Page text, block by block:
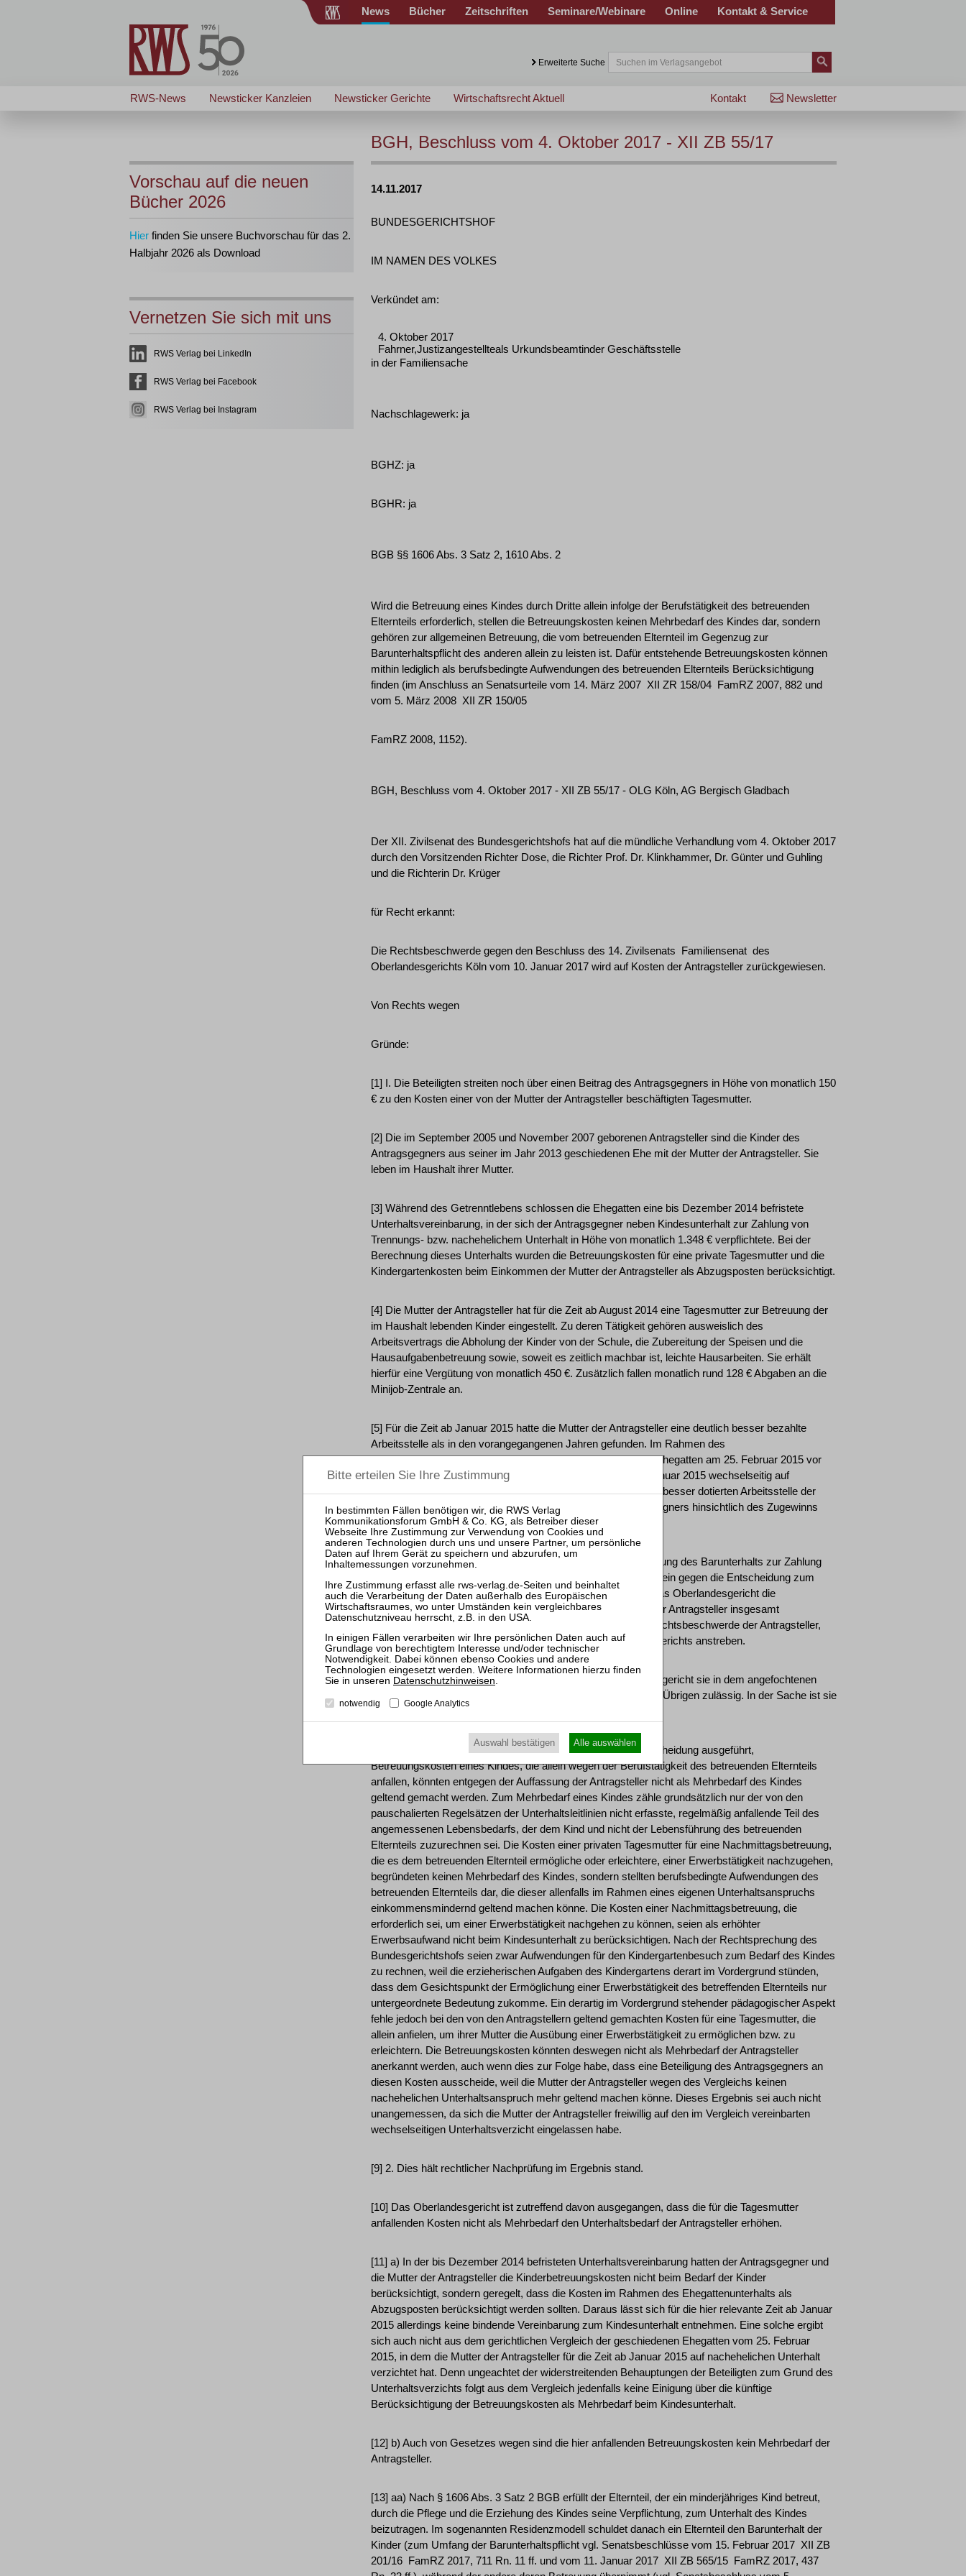
News Bücher Zeitschriften Seminare/Webinare Online Kontakt & Service
Erweiterte Suche
RWS-News Newsticker Kanzleien Newsticker Gerichte Wirtschaftsrecht Aktuell Newsletter
Kontakt
Vorschau auf die neuen
Bücher 2026
Hier finden Sie unsere Buchvorschau für das 2.
Halbjahr 2026 als Download
Vernetzen Sie sich mit uns
RWS Verlag bei LinkedIn
RWS Verlag bei Facebook
RWS Verlag bei Instagram
BGH, Beschluss vom 4. Oktober 2017 - XII ZB 55/17
14.11.2017
BUNDESGERICHTSHOF
IM NAMEN DES VOLKES
Verkündet am:
4. Oktober 2017
Fahrner,Justizangestellteals Urkundsbeamtinder Geschäftsstelle
in der Familiensache
Nachschlagewerk: ja
BGHZ: ja
BGHR: ja
BGB §§ 1606 Abs. 3 Satz 2, 1610 Abs. 2
Wird die Betreuung eines Kindes durch Dritte allein infolge der Berufstätigkeit des betreuenden
Elternteils erforderlich, stellen die Betreuungskosten keinen Mehrbedarf des Kindes dar, sondern
gehören zur allgemeinen Betreuung, die vom betreuenden Elternteil im Gegenzug zur
Barunterhaltspflicht des anderen allein zu leisten ist. Dafür entstehende Betreuungskosten können
mithin lediglich als berufsbedingte Aufwendungen des betreuenden Elternteils Berücksichtigung
finden (im Anschluss an Senatsurteile vom 14. März 2007 ­ XII ZR 158/04 ­ FamRZ 2007, 882 und
vom 5. März 2008 ­ XII ZR 150/05 ­
FamRZ 2008, 1152).
BGH, Beschluss vom 4. Oktober 2017 - XII ZB 55/17 - OLG Köln, AG Bergisch Gladbach
Der XII. Zivilsenat des Bundesgerichtshofs hat auf die mündliche Verhandlung vom 4. Oktober 2017
durch den Vorsitzenden Richter Dose, die Richter Prof. Dr. Klinkhammer, Dr. Günter und Guhling
und die Richterin Dr. Krüger
für Recht erkannt:
Die Rechtsbeschwerde gegen den Beschluss des 14. Zivilsenats ­ Familiensenat ­ des
Oberlandesgerichts Köln vom 10. Januar 2017 wird auf Kosten der Antragsteller zurückgewiesen.
Von Rechts wegen
Gründe:
[1] I. Die Beteiligten streiten noch über einen Beitrag des Antragsgegners in Höhe von monatlich 150
€ zu den Kosten einer von der Mutter der Antragsteller beschäftigten Tagesmutter.
[2] Die im September 2005 und November 2007 geborenen Antragsteller sind die Kinder des
Antragsgegners aus seiner im Jahr 2013 geschiedenen Ehe mit der Mutter der Antragsteller. Sie
leben im Haushalt ihrer Mutter.
[3] Während des Getrenntlebens schlossen die Ehegatten eine bis Dezember 2014 befristete
Unterhaltsvereinbarung, in der sich der Antragsgegner neben Kindesunterhalt zur Zahlung von
Trennungs- bzw. nachehelichem Unterhalt in Höhe von monatlich 1.348 € verpflichtete. Bei der
Berechnung dieses Unterhalts wurden die Betreuungskosten für eine private Tagesmutter und die
Kindergartenkosten beim Einkommen der Mutter der Antragsteller als Abzugsposten berücksichtigt.
[4] Die Mutter der Antragsteller hat für die Zeit ab August 2014 eine Tagesmutter zur Betreuung der
im Haushalt lebenden Kinder eingestellt. Zu deren Tätigkeit gehören ausweislich des
Arbeitsvertrags die Abholung der Kinder von der Schule, die Zubereitung der Speisen und die
Hausaufgabenbetreuung sowie, soweit es zeitlich machbar ist, leichte Hausarbeiten. Sie erhält
hierfür eine Vergütung von monatlich 450 €. Zusätzlich fallen monatlich rund 128 € Abgaben an die
Minijob-Zentrale an.
[5] Für die Zeit ab Januar 2015 hatte die Mutter der Antragsteller eine deutlich besser bezahlte
Arbeitsstelle als in den vorangegangenen Jahren gefunden. Im Rahmen des
Zugewinnausgleichsverfahrens schlossen die geschiedenen Ehegatten am 25. Februar 2015 vor
dem Amtsgericht einen Vergleich, in dem sie für die Zeit ab Januar 2015 wechselseitig auf
nachehelichen Unterhalt verzichteten. Ob dieser Vergleich der besser dotierten Arbeitsstelle der
Mutter der Antragsteller oder einem Nachgeben des Antragsgegners hinsichtlich des Zugewinns
geschuldet war, ist zwischen den Beteiligten umstritten.
[6] Das Amtsgericht hat den Antragsgegner neben einer Erhöhung des Barunterhalts zur Zahlung
von monatlich 75 € Mehrbedarf pro Kind verpflichtet. Auf die allein gegen die Entscheidung zum
Mehrbedarf gerichtete Beschwerde des Antragsgegners hat das Oberlandesgericht die
Entscheidung dahingehend abgeändert, dass diese Anträge der Antragsteller insgesamt
abgewiesen werden. Dagegen richtet sich die zugelassene Rechtsbeschwerde der Antragsteller,
mit der sie die Wiederherstellung der Entscheidung des Amtsgerichts anstreben.
[7] II. Die Rechtsbeschwerde ist statthaft, weil das Oberlandesgericht sie in dem angefochtenen
Beschluss zugelassen hat (§ 70 Abs. 1 FamFG), und auch im Übrigen zulässig. In der Sache ist sie
indessen unbegründet.
[8] 1. Das Oberlandesgericht hat zur Begründung seiner Entscheidung ausgeführt,
Betreuungskosten eines Kindes, die allein wegen der Berufstätigkeit des betreuenden Elternteils
anfallen, könnten entgegen der Auffassung der Antragsteller nicht als Mehrbedarf des Kindes
geltend gemacht werden. Zum Mehrbedarf eines Kindes zähle grundsätzlich nur der von den
pauschalierten Regelsätzen der Unterhaltsleitlinien nicht erfasste, regelmäßig anfallende Teil des
angemessenen Lebensbedarfs, der dem Kind und nicht der Lebensführung des betreuenden
Elternteils zuzurechnen sei. Die Kosten einer privaten Tagesmutter für eine Nachmittagsbetreuung,
die es dem betreuenden Elternteil ermögliche oder erleichtere, einer Erwerbstätigkeit nachzugehen,
begründeten keinen Mehrbedarf des Kindes, sondern stellten berufsbedingte Aufwendungen des
betreuenden Elternteils dar, die dieser allenfalls im Rahmen eines eigenen Unterhaltsanspruchs
einkommensmindernd geltend machen könne. Die Kosten einer Nachmittagsbetreuung, die
erforderlich sei, um einer Erwerbstätigkeit nachgehen zu können, seien als erhöhter
Erwerbsaufwand nicht beim Kindesunterhalt zu berücksichtigen. Nach der Rechtsprechung des
Bundesgerichtshofs seien zwar Aufwendungen für den Kindergartenbesuch zum Bedarf des Kindes
zu rechnen, weil die erzieherischen Aufgaben des Kindergartens derart im Vordergrund stünden,
dass dem Gesichtspunkt der Ermöglichung einer Erwerbstätigkeit des betreffenden Elternteils nur
untergeordnete Bedeutung zukomme. Ein derartig im Vordergrund stehender pädagogischer Aspekt
fehle jedoch bei den von den Antragstellern geltend gemachten Kosten für eine Tagesmutter, die
allein anfielen, um ihrer Mutter die Ausübung einer Erwerbstätigkeit zu ermöglichen bzw. zu
erleichtern. Die Betreuungskosten könnten deswegen nicht als Mehrbedarf der Antragsteller
anerkannt werden, auch wenn dies zur Folge habe, dass eine Beteiligung des Antragsgegners an
diesen Kosten ausscheide, weil die Mutter der Antragsteller wegen des Vergleichs keinen
nachehelichen Unterhaltsanspruch mehr geltend machen könne. Dieses Ergebnis sei auch nicht
unangemessen, da sich die Mutter der Antragsteller freiwillig auf den im Vergleich vereinbarten
wechselseitigen Unterhaltsverzicht eingelassen habe.
[9] 2. Dies hält rechtlicher Nachprüfung im Ergebnis stand.
[10] Das Oberlandesgericht ist zutreffend davon ausgegangen, dass die für die Tagesmutter
anfallenden Kosten nicht als Mehrbedarf den Unterhaltsbedarf der Antragsteller erhöhen.
[11] a) In der bis Dezember 2014 befristeten Unterhaltsvereinbarung hatten der Antragsgegner und
die Mutter der Antragsteller die Kinderbetreuungskosten nicht beim Bedarf der Kinder
berücksichtigt, sondern geregelt, dass die Kosten im Rahmen des Ehegattenunterhalts als
Abzugsposten berücksichtigt werden sollten. Daraus lässt sich für die hier relevante Zeit ab Januar
2015 allerdings keine bindende Vereinbarung zum Kindesunterhalt entnehmen. Eine solche ergibt
sich auch nicht aus dem gerichtlichen Vergleich der geschiedenen Ehegatten vom 25. Februar
2015, in dem die Mutter der Antragsteller für die Zeit ab Januar 2015 auf nachehelichen Unterhalt
verzichtet hat. Denn ungeachtet der widerstreitenden Behauptungen der Beteiligten zum Grund des
Unterhaltsverzichts folgt aus dem Vergleich jedenfalls keine Einigung über die künftige
Berücksichtigung der Betreuungskosten als Mehrbedarf beim Kindesunterhalt.
[12] b) Auch von Gesetzes wegen sind die hier anfallenden Betreuungskosten kein Mehrbedarf der
Antragsteller.
[13] aa) Nach § 1606 Abs. 3 Satz 2 BGB erfüllt der Elternteil, der ein minderjähriges Kind betreut,
durch die Pflege und die Erziehung des Kindes seine Verpflichtung, zum Unterhalt des Kindes
beizutragen. Im sogenannten Residenzmodell schuldet danach ein Elternteil den Barunterhalt der
Kinder (zum Umfang der Barunterhaltspflicht vgl. Senatsbeschlüsse vom 15. Februar 2017 ­ XII ZB
201/16 ­ FamRZ 2017, 711 Rn. 11 ff. und vom 11. Januar 2017 ­ XII ZB 565/15 ­ FamRZ 2017, 437
Datenschutzhinweisen.
notwendig Google Analytics
Auswahl bestätigen Alle auswählen